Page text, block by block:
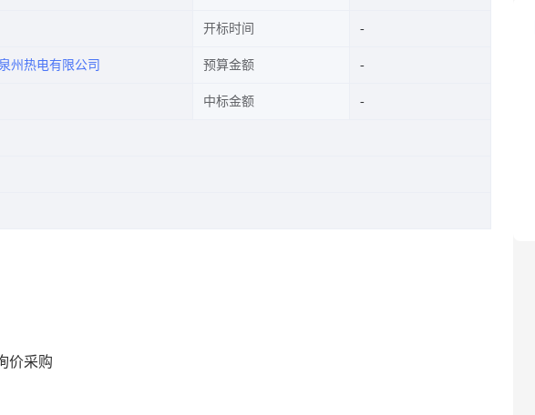
开标时间
州热电有限公司 预算金额
中标金额
价采购